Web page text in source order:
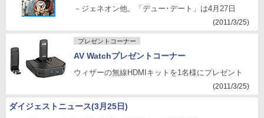
－ジェネオン他。「デュー･デート」は4月27日
(2011/3/25)
プレゼントコーナー
AV Watchプレゼントコーナー
ウィザーの無線HDMIキットを1名様にプレゼント
(2011/3/25)
ダイジェストニュース(3月25日)